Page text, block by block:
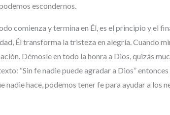
escondernos.
comienza y termina en Él, es el principio y el
Él transforma la tristeza en alegría. Cuando
Démosle en todo la honra a Dios, quizás
“Sin fe nadie puede agradar a Dios”
hace, podemos tener fe para ayudar a los